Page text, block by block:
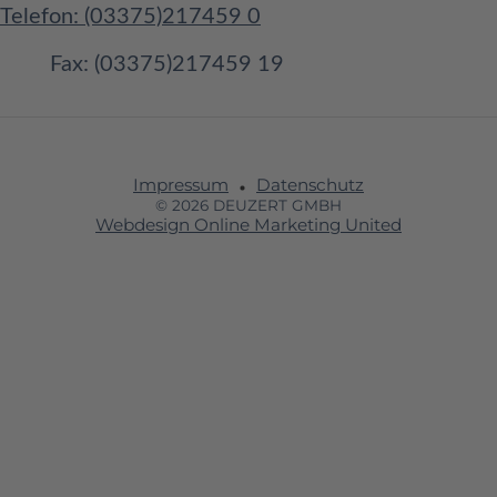
Telefon: (03375)217459 0
Fax: (03375)217459 19
© 2026 DEUZERT GMBH
Impressum
Datenschutz
Webdesign Online Marketing United